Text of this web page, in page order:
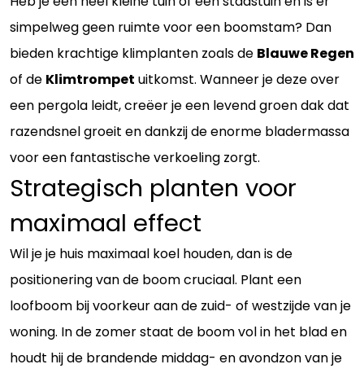
simpelweg geen ruimte voor een boomstam? Dan
bieden krachtige klimplanten zoals de Blauwe Regen
of de Klimtrompet uitkomst. Wanneer je deze over
een pergola leidt, creëer je een levend groen dak dat
razendsnel groeit en dankzij de enorme bladermassa
voor een fantastische verkoeling zorgt.
Strategisch planten voor
maximaal effect
Wil je je huis maximaal koel houden, dan is de
positionering van de boom cruciaal. Plant een
loofboom bij voorkeur aan de zuid- of westzijde van je
woning. In de zomer staat de boom vol in het blad en
houdt hij de brandende middag- en avondzon van je